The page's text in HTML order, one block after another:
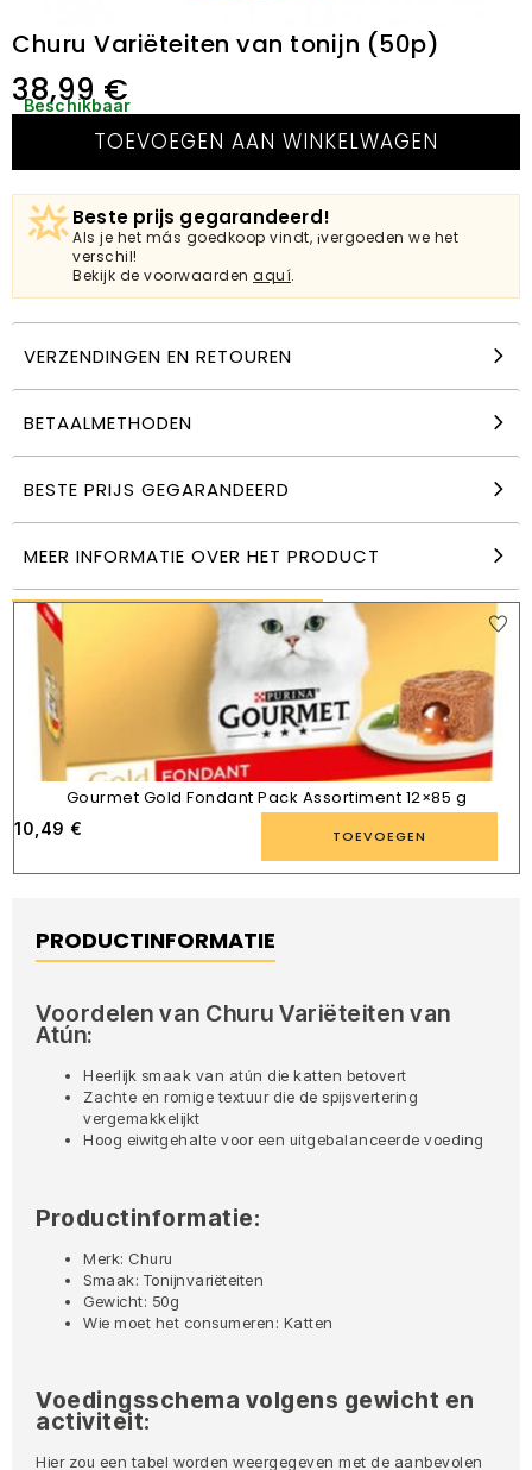
Churu Variëteiten van tonijn (50p)
38,99 €
Beschikbaar
TOEVOEGEN AAN WINKELWAGEN
Beste prijs gegarandeerd!
Als je het más goedkoop vindt, ¡vergoeden we het
verschil!
Bekijk de voorwaarden aquí.
VERZENDINGEN EN RETOUREN
BETAALMETHODEN
BESTE PRIJS GEGARANDEERD
MEER INFORMATIE OVER HET PRODUCT
38,99€
TOEVOEGEN
VERGELIJKBARE PRODUCTEN
Gourmet Gold Fondant Pack Assortiment 12×85 g
10,49 € TOEVOEGEN
PRODUCTINFORMATIE
Voordelen van Churu Variëteiten van
Atún:
Heerlijk smaak van atún die katten betovert
Zachte en romige textuur die de spijsvertering
vergemakkelijkt
Hoog eiwitgehalte voor een uitgebalanceerde voeding
Productinformatie:
Merk: Churu
Smaak: Tonijnvariëteiten
Gewicht: 50g
Wie moet het consumeren: Katten
Voedingsschema volgens gewicht en
activiteit:
Hier zou een tabel worden weergegeven met de aanbevolen